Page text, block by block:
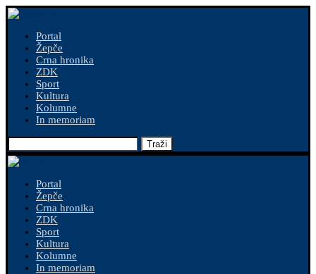
Portal
Žepče
Crna hronika
ZDK
Sport
Kultura
Kolumne
In memoriam
Traži
Portal
Žepče
Crna hronika
ZDK
Sport
Kultura
Kolumne
In memoriam